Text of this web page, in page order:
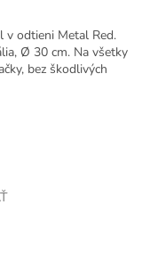
v odtieni Metal Red.
Ø 30 cm. Na všetky
bez škodlivých